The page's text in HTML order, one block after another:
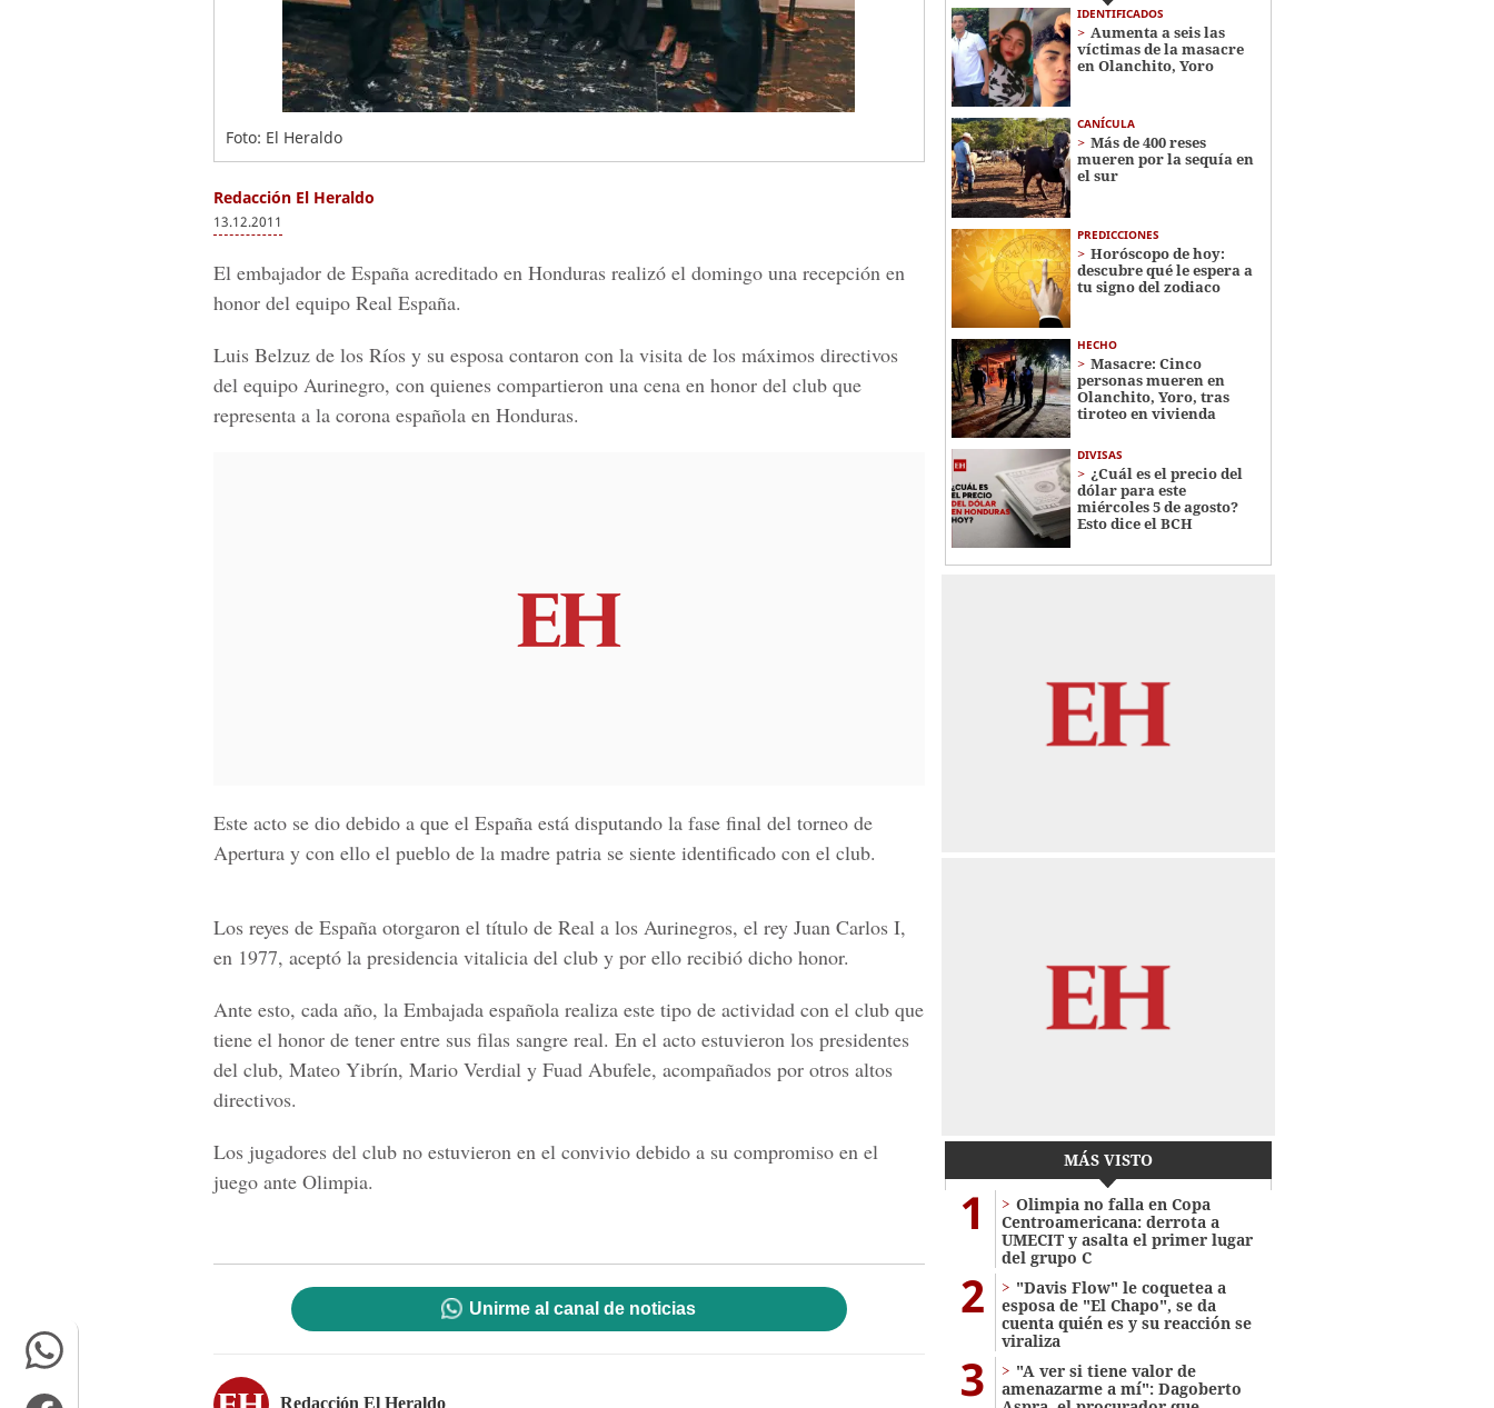
Foto: El Heraldo
Redacción El Heraldo
13.12.2011
El embajador de España acreditado en Honduras realizó el domingo una recepción en
honor del equipo Real España.
Luis Belzuz de los Ríos y su esposa contaron con la visita de los máximos directivos
del equipo Aurinegro, con quienes compartieron una cena en honor del club que
representa a la corona española en Honduras.
Este acto se dio debido a que el España está disputando la fase final del torneo de
Apertura y con ello el pueblo de la madre patria se siente identificado con el club.
Los reyes de España otorgaron el título de Real a los Aurinegros, el rey Juan Carlos I,
en 1977, aceptó la presidencia vitalicia del club y por ello recibió dicho honor.
Ante esto, cada año, la Embajada española realiza este tipo de actividad con el club que
tiene el honor de tener entre sus filas sangre real. En el acto estuvieron los presidentes
del club, Mateo Yibrín, Mario Verdial y Fuad Abufele, acompañados por otros altos
directivos.
Los jugadores del club no estuvieron en el convivio debido a su compromiso en el
juego ante Olimpia.
Unirme al canal de noticias
Redacción El Heraldo
IDENTIFICADOS
Aumenta a seis las
víctimas de la masacre
en Olanchito, Yoro
CANÍCULA
Más de 400 reses
mueren por la sequía en
el sur
PREDICCIONES
Horóscopo de hoy:
descubre qué le espera a
tu signo del zodiaco
HECHO
Masacre: Cinco
personas mueren en
Olanchito, Yoro, tras
tiroteo en vivienda
DIVISAS
¿Cuál es el precio del
dólar para este
miércoles 5 de agosto?
Esto dice el BCH
MÁS VISTO
1
Olimpia no falla en Copa
Centroamericana: derrota a
UMECIT y asalta el primer lugar
del grupo C
2
"Davis Flow" le coquetea a
esposa de "El Chapo", se da
cuenta quién es y su reacción se
viraliza
3
"A ver si tiene valor de
amenazarme a mí": Dagoberto